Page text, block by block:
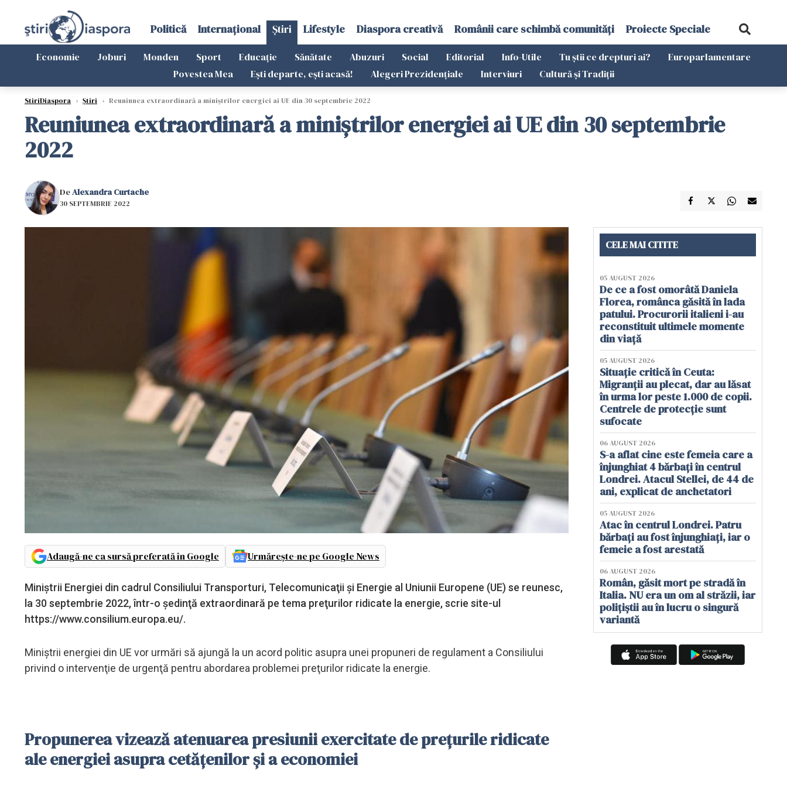
Politică Internațional Știri Lifestyle Diaspora creativă Românii care schimbă comunități Proiecte Speciale
Economie Joburi Monden Sport Educație Sănătate Abuzuri Social Editorial Info-Utile Tu știi ce drepturi ai?
Europarlamentare
Povestea Mea
Ești departe, ești acasă! Alegeri Prezidențiale Interviuri Cultură și Tradiții
StiriDiaspora › Știri › Reuniunea extraordinară a miniştrilor energiei ai UE din 30 septembrie 2022
Reuniunea extraordinară a miniştrilor energiei ai UE din 30 septembrie
2022
DeAlexandra Curtache
30 SEPTEMBRIE 2022
Adaugă-ne ca sursă preferată în Google Urmărește-ne pe Google News
Miniştrii Energiei din cadrul Consiliului Transporturi, Telecomunicaţii şi Energie al Uniunii Europene (UE) se reunesc,
la 30 septembrie 2022, într-o şedinţă extraordinară pe tema preţurilor ridicate la energie, scrie site-ul
https://www.consilium.europa.eu/.
Miniştrii energiei din UE vor urmări să ajungă la un acord politic asupra unei propuneri de regulament a Consiliului
privind o intervenţie de urgenţă pentru abordarea problemei preţurilor ridicate la energie.
Propunerea vizează atenuarea presiunii exercitate de preţurile ridicate
ale energiei asupra cetăţenilor şi a economiei
CELE MAI CITITE
05 AUGUST 2026
De ce a fost omorâtă Daniela
Florea, românca găsită în lada
patului. Procurorii italieni i-au
reconstituit ultimele momente
din viață
05 AUGUST 2026
Situație critică în Ceuta:
Migranții au plecat, dar au lăsat
în urma lor peste 1.000 de copii.
Centrele de protecție sunt
sufocate
06 AUGUST 2026
S-a aflat cine este femeia care a
înjunghiat 4 bărbați în centrul
Londrei. Atacul Stellei, de 44 de
ani, explicat de anchetatori
05 AUGUST 2026
Atac în centrul Londrei. Patru
bărbați au fost înjunghiați, iar o
femeie a fost arestată
06 AUGUST 2026
Român, găsit mort pe stradă în
Italia. NU era un om al străzii, iar
polițiștii au în lucru o singură
variantă